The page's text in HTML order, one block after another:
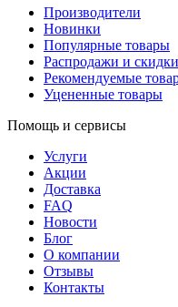
Производители
Новинки
Популярные товары
Распродажи и скидки
Рекомендуемые
Уцененные товары
Помощь и сервисы
Услуги
Акции
Доставка
FAQ
Новости
Блог
О компании
Отзывы
Контакты